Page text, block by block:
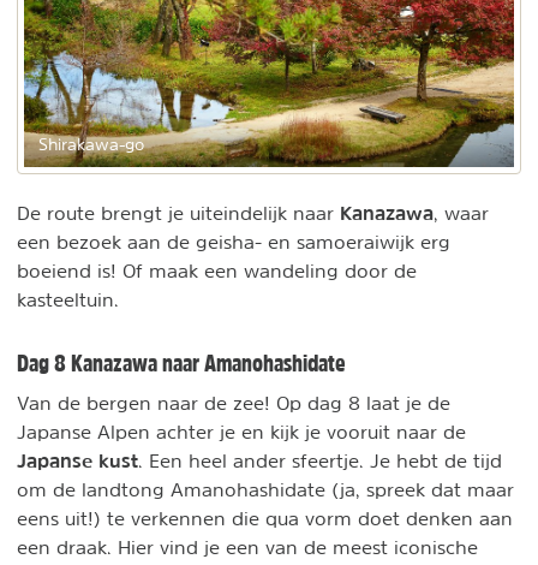
Shirakawa-go
De route brengt je uiteindelijk naar Kanazawa, waar
een bezoek aan de geisha- en samoeraiwijk erg
boeiend is! Of maak een wandeling door de
kasteeltuin.
Dag 8 Kanazawa naar Amanohashidate
Van de bergen naar de zee! Op dag 8 laat je de
Japanse Alpen achter je en kijk je vooruit naar de
Japanse kust. Een heel ander sfeertje. Je hebt de tijd
om de landtong Amanohashidate (ja, spreek dat maar
eens uit!) te verkennen die qua vorm doet denken aan
een draak. Hier vind je een van de meest iconische